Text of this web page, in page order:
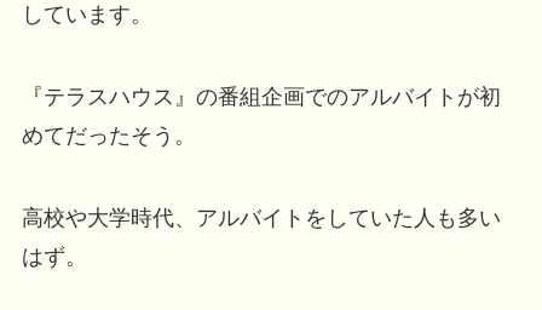
しています。
『テラスハウス』の番組企画でのアルバイトが初
めてだったそう。
高校や大学時代、アルバイトをしていた人も多い
はず。